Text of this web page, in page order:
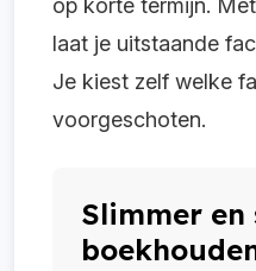
op korte termijn. Met
laat je uitstaande
Je kiest zelf welke
voorgeschoten.
Slimmer en